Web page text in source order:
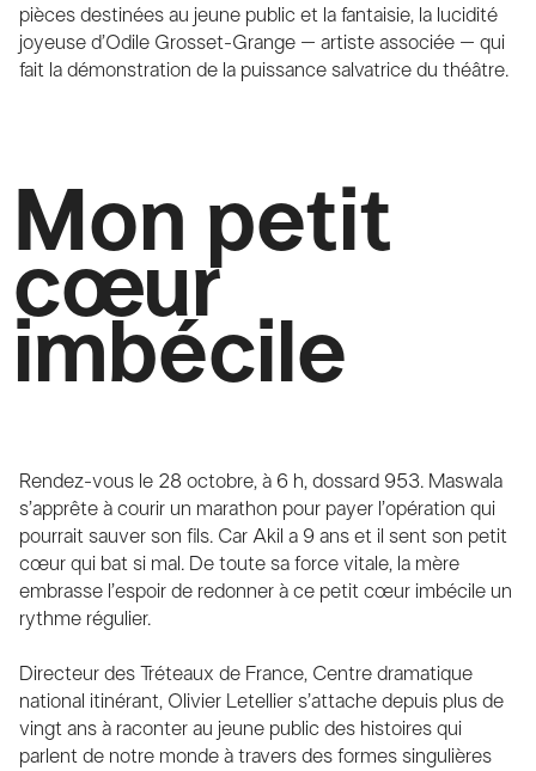
pièces destinées au jeune public et la fantaisie, la lucidité
joyeuse d’Odile Grosset-Grange – artiste associée – qui
fait la démonstration de la puissance salvatrice du théâtre.
Mon petit
cœur
imbécile
Rendez-vous le 28 octobre, à 6 h, dossard 953. Maswala
s’apprête à courir un marathon pour payer l’opération qui
pourrait sauver son fils. Car Akil a 9 ans et il sent son petit
cœur qui bat si mal. De toute sa force vitale, la mère
embrasse l’espoir de redonner à ce petit cœur imbécile un
rythme régulier.
Directeur des Tréteaux de France, Centre dramatique
national itinérant, Olivier Letellier s’attache depuis plus de
vingt ans à raconter au jeune public des histoires qui
parlent de notre monde à travers des formes singulières